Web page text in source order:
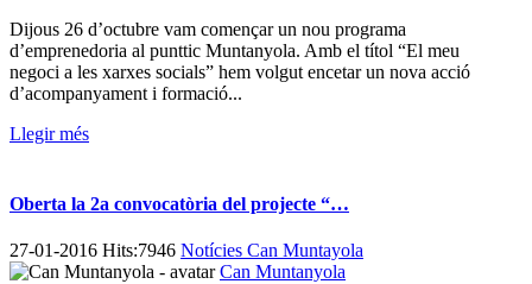
Dijous 26 d’octubre vam començar un nou programa
d’emprenedoria al punttic Muntanyola. Amb el títol “El meu
negoci a les xarxes socials” hem volgut encetar un nova acció
d’acompanyament i formació...
Llegir més
Oberta la 2a convocatòria del projecte “…
27-01-2016 Hits:7946 Notícies Can Muntayola
Can Muntanyola